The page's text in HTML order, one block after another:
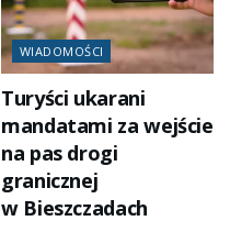
WIADOMOŚCI
Turyści ukarani
mandatami za wejście
na pas drogi
granicznej
w Bieszczadach